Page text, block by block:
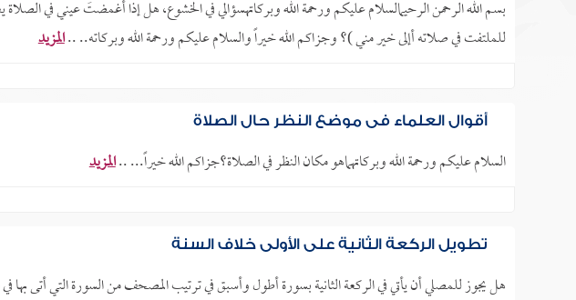
بسم الله الرحمن الرحيمالسلام عليكم ورحمة الله وبركاتهسؤالي في الخشوع، هل إذا أغمضتَ عيني في الصلاة
للملتفت في صلاته أإلى خير مني )؟ وجزاكم الله خيراً والسلام عليكم ورحمة الله وبركاته.. ..المزيد
أقوال العلماء في موضع النظر حال الصلاة
السلام عليكم ورحمة الله وبركاتهماهو مكان النظر في الصلاة؟جزاكم الله خيراً... ..المزيد
تطويل الركعة الثانية على الأولى خلاف السنة
هل يجوز للمصلي أن يأتي في الركعة الثانية بسورة أطول وأسبق في ترتيب المصحف من السورة التي أتى بها